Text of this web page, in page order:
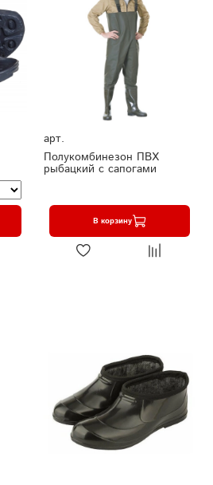
арт.
Полукомбинезон ПВХ
рыбацкий с сапогами
В корзину